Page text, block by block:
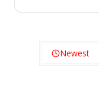
Newest